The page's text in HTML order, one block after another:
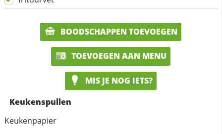
BOODSCHAPPEN TOEVOEGEN
TOEVOEGEN AAN MENU
MIS JE NOG IETS?
Keukenspullen
Keukenpapier